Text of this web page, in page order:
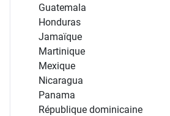
Guatemala
Honduras
Jamaïque
Martinique
Mexique
Nicaragua
Panama
République dominicaine